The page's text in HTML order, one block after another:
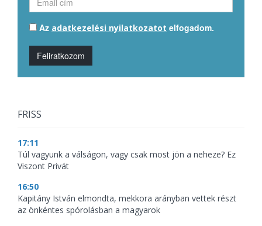
Az adatkezelési nyilatkozatot elfogadom.
Feliratkozom
FRISS
17:11
Túl vagyunk a válságon, vagy csak most jön a neheze? Ez
Viszont Privát
16:50
Kapitány István elmondta, mekkora arányban vettek részt
az önkéntes spórolásban a magyarok